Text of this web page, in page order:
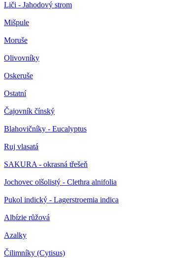
Liči - Jahodový strom
Mišpule
Moruše
Olivovníky
Oskeruše
Ostatní
Čajovník čínský
Blahovičníky - Eucalyptus
Ruj vlasatá
SAKURA - okrasná třešeň
Jochovec olšolistý - Clethra alnifolia
Pukol indický - Lagerstroemia indica
Albízie růžová
Azalky
Čilimníky (Cytisus)